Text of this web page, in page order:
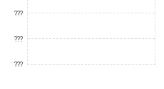
???
???
???